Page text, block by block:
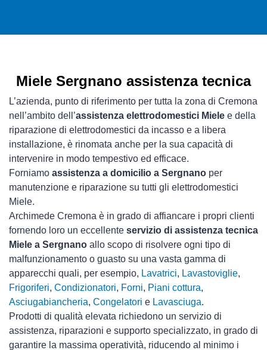
Miele Sergnano assistenza tecnica
L’azienda, punto di riferimento per tutta la zona di Cremona
nell’ambito dell’assistenza elettrodomestici Miele e della
riparazione di elettrodomestici da incasso e a libera
installazione, è rinomata anche per la sua capacità di
intervenire in modo tempestivo ed efficace.
Forniamo assistenza a domicilio a Sergnano per
manutenzione e riparazione su tutti gli elettrodomestici
Miele.
Archimede Cremona è in grado di affiancare i propri clienti
fornendo loro un eccellente servizio di assistenza tecnica
Miele a Sergnano allo scopo di risolvere ogni tipo di
malfunzionamento o guasto su una vasta gamma di
apparecchi quali, per esempio, Lavatrici, Lavastoviglie,
Frigoriferi, Condizionatori, Forni, Piani cottura,
Asciugabiancheria, Congelatori e Lavasciuga.
Prodotti di qualità elevata richiedono un servizio di
assistenza, riparazioni e supporto specializzato, in grado di
garantire la massima operatività, riducendo al minimo i